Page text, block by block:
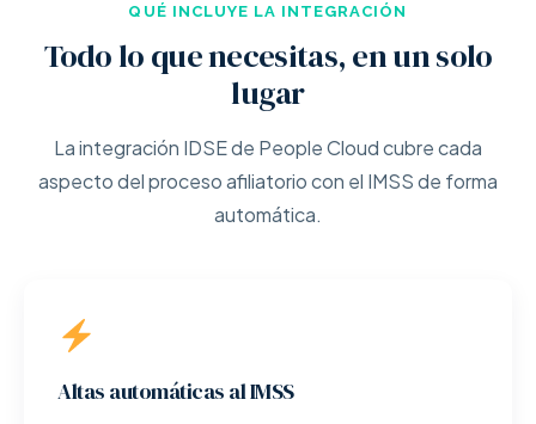
QUÉ INCLUYE LA INTEGRACIÓN
Todo lo que necesitas, en un solo
lugar
La integración IDSE de People Cloud cubre cada
aspecto del proceso afiliatorio con el IMSS de forma
automática.
Altas automáticas al IMSS